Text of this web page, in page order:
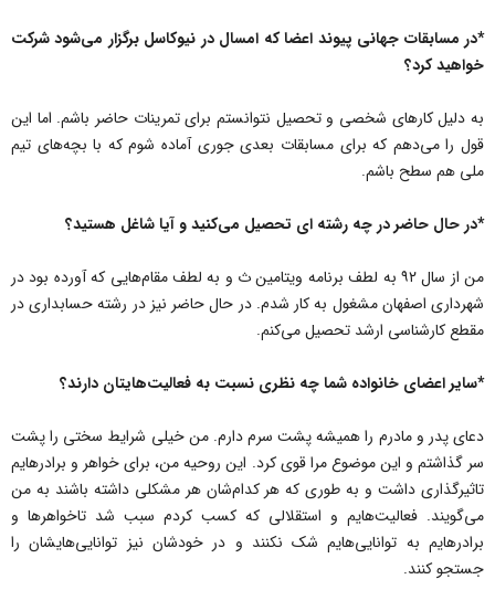
*در مسابقات جهانی پیوند اعضا که امسال در نیوکاسل برگزار می‌‌شود شرکت
خواهید کرد؟
به دلیل کارهای شخصی و تحصیل نتوانستم برای تمرینات حاضر باشم. اما این
قول را می‌‌دهم که برای مسابقات‌ بعدی جوری‌ آماده شوم که با بچه‌های تیم‌
ملی هم سطح باشم.
*در حال حاضر در چه رشته ای تحصیل می‌‌کنید و آیا شاغل هستید؟
من از سال ۹۲ به لطف‌ برنامه ویتامین ث و به لطف مقام‌هایی که آورده بود در
شهرداری اصفهان مشغول به کار شدم. در حال حاضر نیز‌ در رشته حسابداری در
مقطع کارشناسی ارشد تحصیل می‌‌کنم.
*سایر اعضای خانواده شما چه نظری نسبت به فعالیت‌هایتان دارند؟
دعای‌ پدر و مادرم را همیشه پشت سرم دارم. من خیلی شرایط سختی را پشت
سر گذاشتم و این موضوع مرا قوی کرد. این‌ روحیه من، برای خواهر و برادرهایم
تاثیرگذاری داشت و به طوری که هر‌ کدام‌شان هر مشکلی داشته باشند به من
می‌‌گویند. فعالیت‌هایم و استقلالی که کسب کردم سبب شد تاخواهرها و
برادرهایم به توانایی‌هایم‌ شک نکنند و‌ در خودشان نیز توانایی‌هایشان را
جستجو کنند.